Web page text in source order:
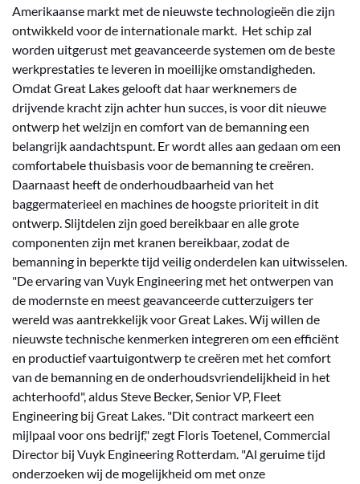
Amerikaanse markt met de nieuwste technologieën die zijn
ontwikkeld voor de internationale markt. Het schip zal
worden uitgerust met geavanceerde systemen om de beste
werkprestaties te leveren in moeilijke omstandigheden.
Omdat Great Lakes gelooft dat haar werknemers de
drijvende kracht zijn achter hun succes, is voor dit nieuwe
ontwerp het welzijn en comfort van de bemanning een
belangrijk aandachtspunt. Er wordt alles aan gedaan om een
comfortabele thuisbasis voor de bemanning te creëren.
Daarnaast heeft de onderhoudbaarheid van het
baggermaterieel en machines de hoogste prioriteit in dit
ontwerp. Slijtdelen zijn goed bereikbaar en alle grote
componenten zijn met kranen bereikbaar, zodat de
bemanning in beperkte tijd veilig onderdelen kan uitwisselen.
"De ervaring van Vuyk Engineering met het ontwerpen van
de modernste en meest geavanceerde cutterzuigers ter
wereld was aantrekkelijk voor Great Lakes. Wij willen de
nieuwste technische kenmerken integreren om een efficiënt
en productief vaartuigontwerp te creëren met het comfort
van de bemanning en de onderhoudsvriendelijkheid in het
achterhoofd", aldus Steve Becker, Senior VP, Fleet
Engineering bij Great Lakes. "Dit contract markeert een
mijlpaal voor ons bedrijf," zegt Floris Toetenel, Commercial
Director bij Vuyk Engineering Rotterdam. "Al geruime tijd
onderzoeken wij de mogelijkheid om met onze